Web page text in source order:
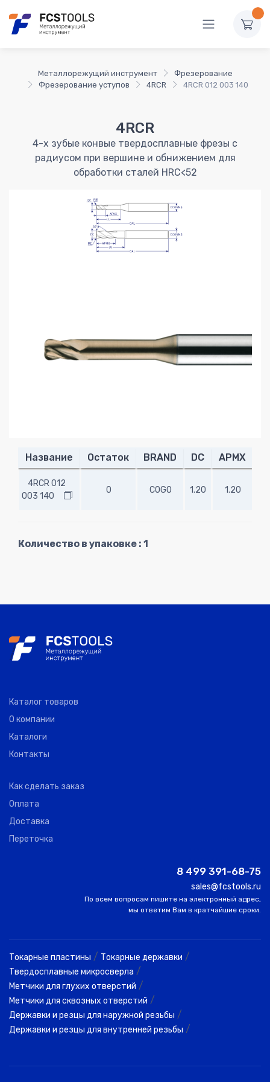
Металлорежущий инструмент
Фрезерование
Фрезерование уступов
4RCR 4RCR 012 003 140
4RCR
4-х зубые конвые твердосплавные фрезы с
радиусом при вершине и обнижением для
обработки сталей HRC<52
Название Остаток BRAND DC APMX
4RCR 012
003 140
0 COGO 1.20 1.20
Количество в упаковке : 1
Каталог товаров
О компании
Каталоги
Контакты
Как сделать заказ
Оплата
Доставка
Переточка
8 499 391-68-75
sales@fcstools.ru
По всем вопросам пишите на электронный адрес,
мы ответим Вам в кратчайшие сроки.
Токарные пластины / Токарные державки /
Твердосплавные микросверла /
Метчики для глухих отверстий /
Метчики для сквозных отверстий /
Державки и резцы для наружной резьбы /
Державки и резцы для внутренней резьбы /